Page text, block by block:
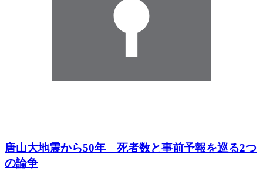
唐山大地震から50年 死者数と事前予報を巡る2つ
の論争